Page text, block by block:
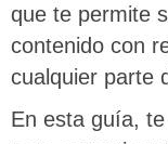
que te permite
contenido con
cualquier parte
En esta guía,